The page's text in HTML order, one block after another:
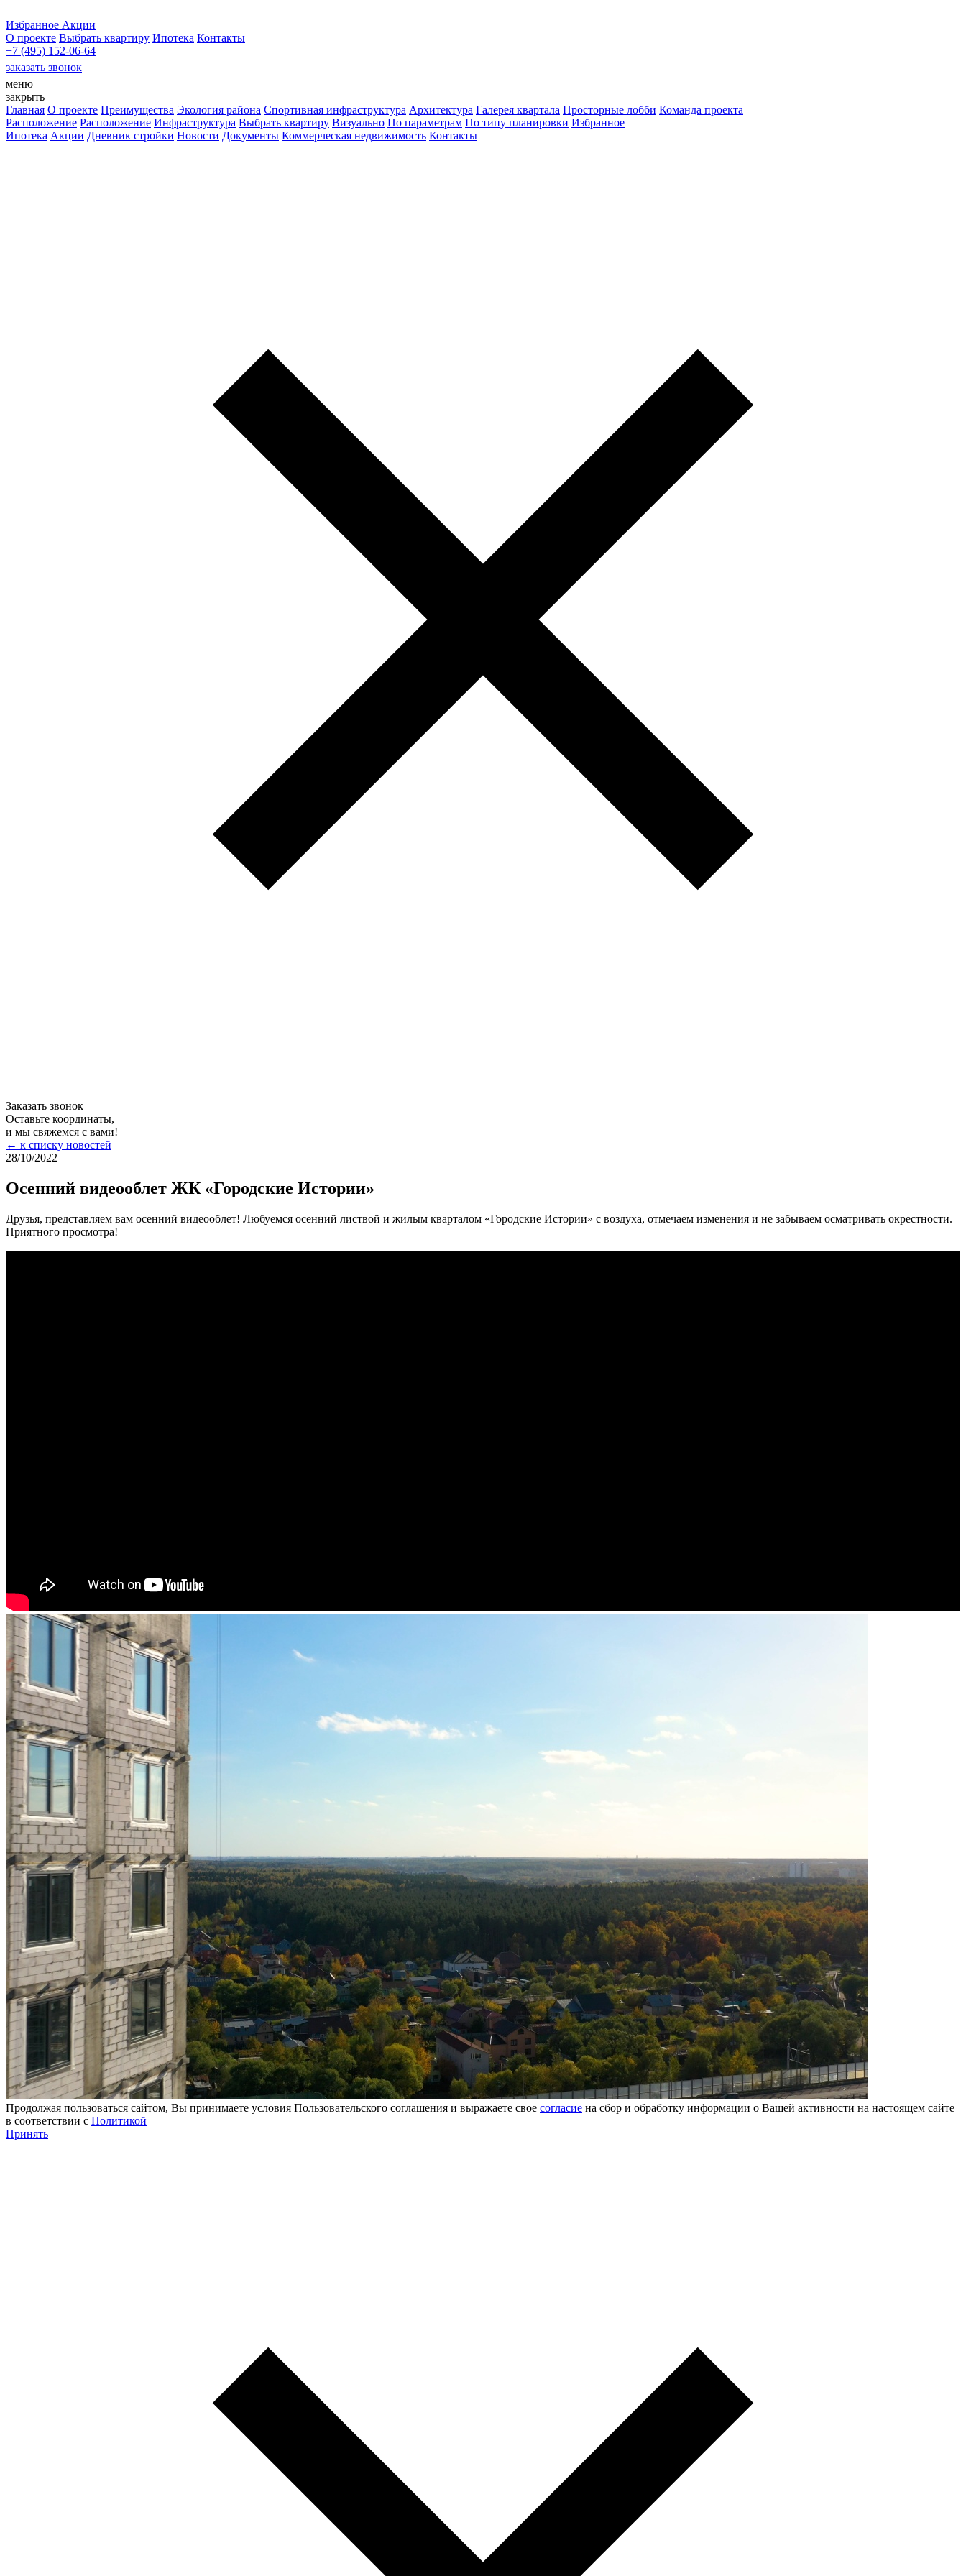
Избранное Акции
О проекте Выбрать квартиру Ипотека Контакты
+7 (495) 152-06-64
заказать звонок
меню
закрыть
Главная О проекте Преимущества Экология района Спортивная инфраструктура Архитектура Галерея квартала Просторные лобби Команда проекта
Расположение Расположение Инфраструктура Выбрать квартиру Визуально По параметрам По типу планировки Избранное
Ипотека Акции Дневник стройки Новости Документы Коммерческая недвижимость Контакты
Заказать звонок
Оставьте координаты,
и мы свяжемся с вами!
← к списку новостей
28/10/2022
Осенний видеооблет ЖК «Городские Истории»
Друзья, представляем вам осенний видеооблет! Любуемся осенний листвой и жилым кварталом «Городские Истории» с воздуха, отмечаем изменения и не забываем осматривать окрестности.
Приятного просмотра!
Продолжая пользоваться сайтом, Вы принимаете условия Пользовательского соглашения и выражаете свое согласие на сбор и обработку информации о Вашей активности на настоящем сайте
в соответствии с Политикой
Принять